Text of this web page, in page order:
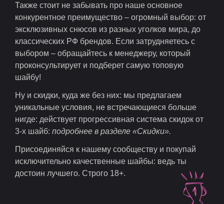
Также стоит не забывать про наше основное
конкурентное преимущество – огромный выбор: от
эксклюзивных снюсов из разных уголков мира, до
классических РФ брендов. Если затрудняетесь с
выбором – обращайтесь к менеджеру, который
проконсультирует и подберет самую топовую
шайбу!
Ну и скидки, куда же без них: мы предлагаем
уникальные условия, не встречающиеся больше
нигде: действует прогрессивная система скидок от
3-х шайб: подробнее в разделе «Скидки».
Присоединяйся к нашему сообществу и покупай
исключительно качественные шайбы: ведь ты
достоин лучшего. Строго 18+.